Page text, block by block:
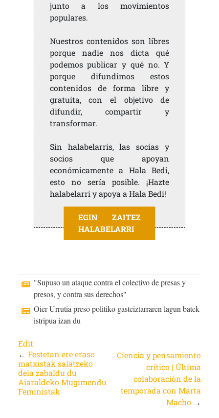
junto a los movimientos
populares.
Nuestros contenidos son libres
porque nadie nos dicta qué
podemos publicar y qué no. Y
porque difundimos estos
contenidos de forma libre y
gratuita, con el objetivo de
difundir, compartir y
transformar.
Sin halabelarris, las socias y
socios que apoyan
económicamente a Hala Bedi,
esto no sería posible. ¡Hazte
halabelarri y apoya a Hala Bedi!
EGIN ZAITEZ
HALABELARRI
"Supuso un ataque contra el colectivo de presas y
presos, y contra sus derechos"
Oier Urrutia preso politiko gasteiztarraren lagun batek
istripua izan du
Edit
← Festetan ere eraso
matxistak salatzeko
deia zabaldu du
Aiaraldeko Mugimendu
Feministak
Ciencia y pensamiento
crítico | Última
colaboración de la
temporada con Marta
Macho →